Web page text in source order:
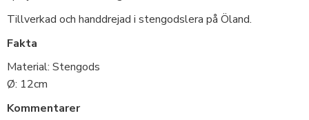
Tillverkad och handdrejad i stengodslera på Öland.
Fakta
Material: Stengods
Ø: 12cm
Kommentarer